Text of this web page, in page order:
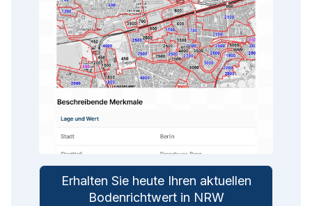
Erhalten Sie heute Ihren aktuellen
Bodenrichtwert in NRW